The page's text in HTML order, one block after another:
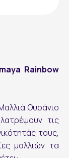
Rainbow
Ουράνιο
τις
τους,
μαλλιών τα